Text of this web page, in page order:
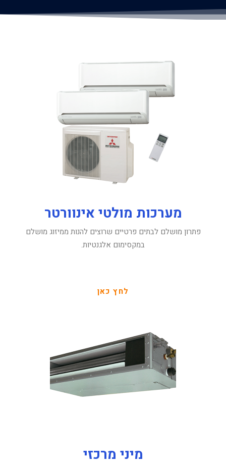
מערכות מולטי אינוורטר
פתרון מושלם לבתים פרטיים שרוצים להנות ממיזוג מושלם
במקסימום אלגנטיות.
לחץ כאן
מיני מרכזי